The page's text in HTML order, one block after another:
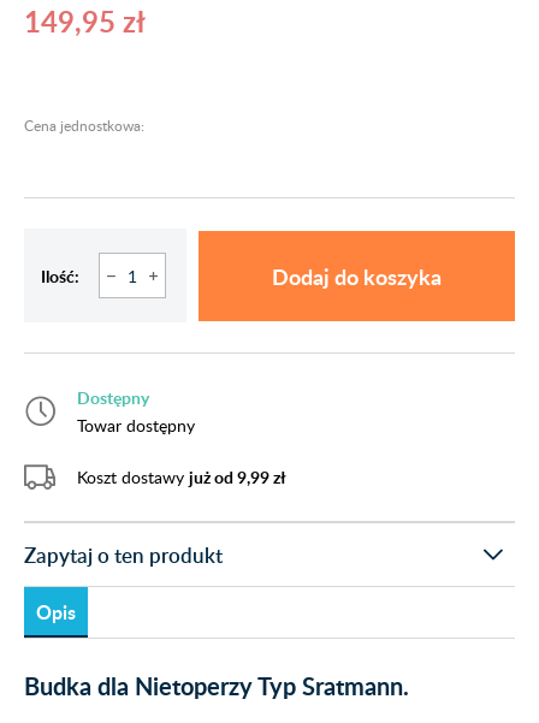
149,95 zł
Cena jednostkowa:
Ilość: Dodaj do koszyka
Dostępny
Towar dostępny
Koszt dostawy już od 9,99 zł
Zapytaj o ten produkt
Opis
Budka dla Nietoperzy Typ Sratmann.